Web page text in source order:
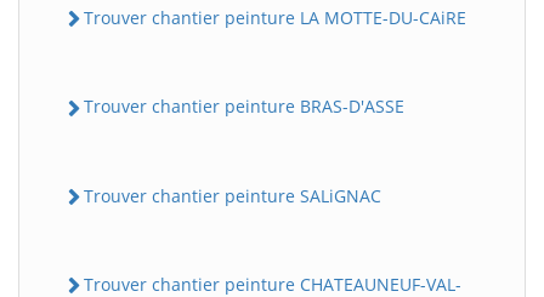
Trouver chantier peinture LA MOTTE-DU-CAiRE
Trouver chantier peinture BRAS-D'ASSE
Trouver chantier peinture SALiGNAC
Trouver chantier peinture CHATEAUNEUF-VAL-